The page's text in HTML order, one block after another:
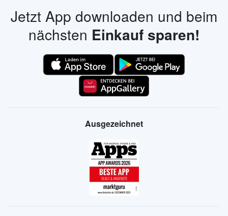
Jetzt App downloaden und beim
nächsten Einkauf sparen!
Ausgezeichnet